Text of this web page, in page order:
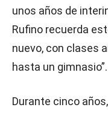
unos años de
Rufino recuerda
nuevo, con clases
hasta un gimnasio”.
Durante cinco